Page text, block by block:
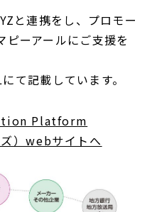
と連携をし、プロモー
ーアールにご支援を
て記載しています。
Platform
）webサイトへ